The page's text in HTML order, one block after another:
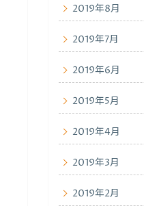
2019年8月
2019年7月
2019年6月
2019年5月
2019年4月
2019年3月
2019年2月